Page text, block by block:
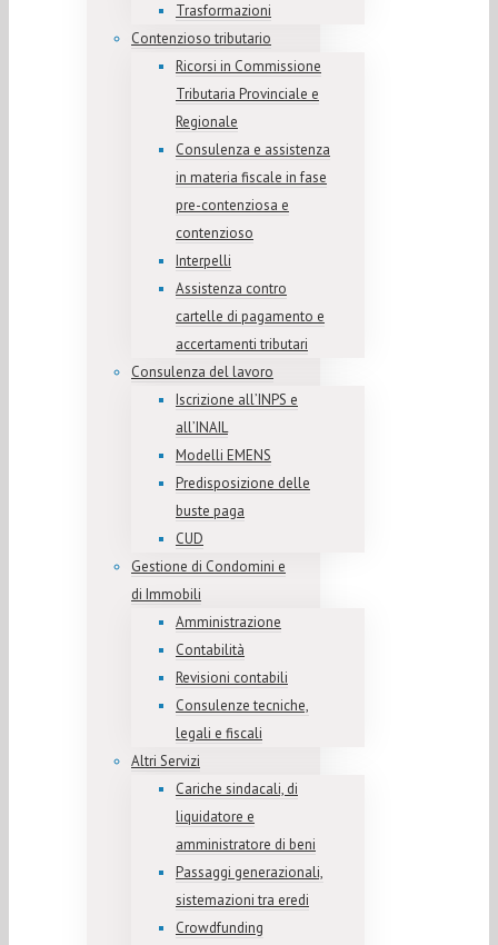
Trasformazioni
Contenzioso tributario
Ricorsi in Commissione
Tributaria Provinciale e
Regionale
Consulenza e assistenza
in materia fiscale in fase
pre-contenziosa e
contenzioso
Interpelli
Assistenza contro
cartelle di pagamento e
accertamenti tributari
Consulenza del lavoro
Iscrizione all’INPS e
all’INAIL
Modelli EMENS
Predisposizione delle
buste paga
CUD
Gestione di Condomini e
di Immobili
Amministrazione
Contabilità
Revisioni contabili
Consulenze tecniche,
legali e fiscali
Altri Servizi
Cariche sindacali, di
liquidatore e
amministratore di beni
Passaggi generazionali,
sistemazioni tra eredi
Crowdfunding